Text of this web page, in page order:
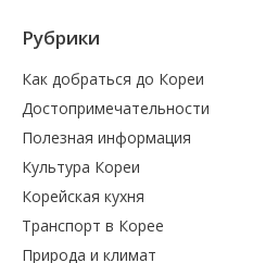
Рубрики
Как добраться до Кореи
Достопримечательности
Полезная информация
Культура Кореи
Корейская кухня
Транспорт в Корее
Природа и климат